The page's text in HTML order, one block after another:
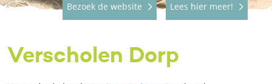
Bezoek de website Lees hier meer!
Verscholen Dorp